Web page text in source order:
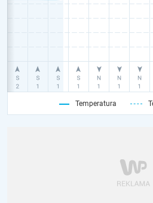
Temperatura